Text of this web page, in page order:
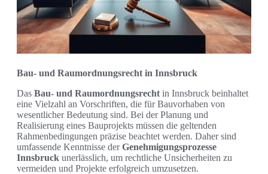
Bau- und Raumordnungsrecht in Innsbruck
Das Bau- und Raumordnungsrecht in Innsbruck beinhaltet
eine Vielzahl an Vorschriften, die für Bauvorhaben von
wesentlicher Bedeutung sind. Bei der Planung und
Realisierung eines Bauprojekts müssen die geltenden
Rahmenbedingungen präzise beachtet werden. Daher sind
umfassende Kenntnisse derGenehmigungsprozesse
Innsbruck unerlässlich, um rechtliche Unsicherheiten zu
vermeiden und Projekte erfolgreich umzusetzen.